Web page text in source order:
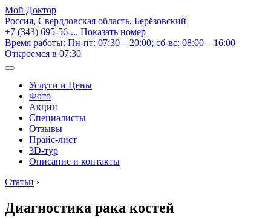
Мой Доктор
Россия, Свердловская область, Берёзовский
+7 (343) 695-56-... Показать номер
Время работы: Пн-пт: 07:30—20:00; сб-вс: 08:00—16:00
Откроемся в 07:30
Услуги и Цены
Фото
Акции
Специалисты
Отзывы
Прайс-лист
3D-тур
Описание и контакты
Статьи ›
Диагностика рака костей